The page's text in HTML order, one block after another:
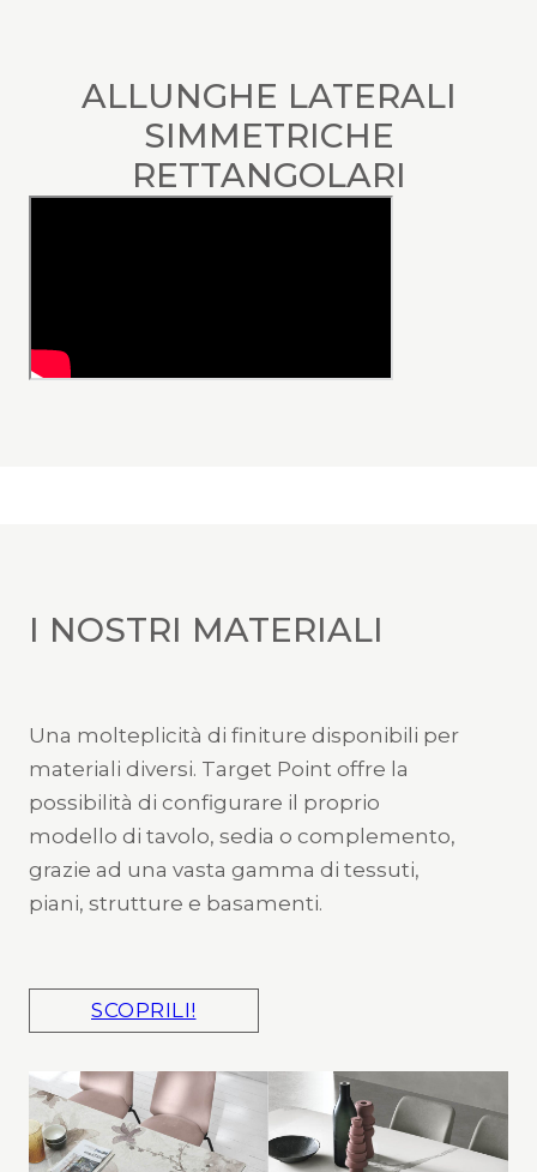
ALLUNGHE LATERALI
SIMMETRICHE
RETTANGOLARI
I NOSTRI MATERIALI
Una molteplicità di finiture disponibili per
materiali diversi. Target Point offre la
possibilità di configurare il proprio
modello di tavolo, sedia o complemento,
grazie ad una vasta gamma di tessuti,
piani, strutture e basamenti.
SCOPRILI!